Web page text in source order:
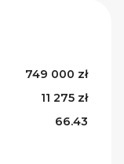
749 000 zł
11 275 zł
66.43